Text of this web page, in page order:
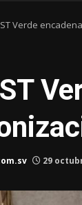
Verde
29